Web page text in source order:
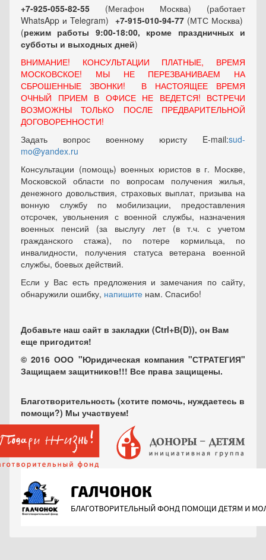
+7-925-055-82-55 (Мегафон Москва) (работает
WhatsApp и Telegram) +7-915-010-94-77 (МТС Москва)
(режим работы 9:00-18:00, кроме праздничных и
субботы и выходных дней)
ВНИМАНИЕ! КОНСУЛЬТАЦИИ ПЛАТНЫЕ, ВРЕМЯ
МОСКОВСКОЕ! МЫ НЕ ПЕРЕЗВАНИВАЕМ НА
СБРОШЕННЫЕ ЗВОНКИ! В НАСТОЯЩЕЕ ВРЕМЯ
ОЧНЫЙ ПРИЕМ В ОФИСЕ НЕ ВЕДЕТСЯ! ВСТРЕЧИ
ВОЗМОЖНЫ ТОЛЬКО ПОСЛЕ ПРЕДВАРИТЕЛЬНОЙ
ДОГОВОРЕННОСТИ!
Задать вопрос военному юристу E-mail:sud-
mo@yandex.ru
Консультации (помощь) военных юристов в г. Москве,
Московской области по вопросам получения жилья,
денежного довольствия, страховых выплат, призыва на
вонную службу по мобилизации, предоставления
отсрочек, увольнения с военной службы, назначения
военных пенсий (за выслугу лет (в т.ч. с учетом
гражданского стажа), по потере кормильца, по
инвалидности, получения статуса ветерана военной
службы, боевых действий.
Если у Вас есть предложения и замечания по сайту,
обнаружили ошибку, напишите нам. Спасибо!
Добавьте наш сайт в закладки (Ctrl+В(D)), он Вам
еще пригодится!
© 2016 ООО "Юридическая компания "СТРАТЕГИЯ"
Защищаем защитников!!! Все права защищены.
Благотворительность (хотите помочь, нуждаетесь в
помощи?) Мы участвуем!